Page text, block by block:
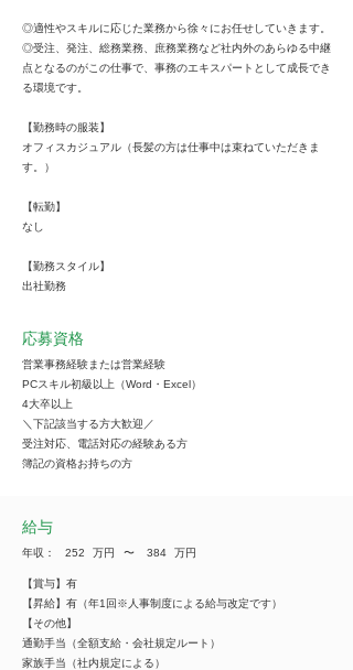
◎適性やスキルに応じた業務から徐々にお任せしていきます。
◎受注、発注、総務業務、庶務業務など社内外のあらゆる中継
点となるのがこの仕事で、事務のエキスパートとして成長でき
る環境です。
【勤務時の服装】
オフィスカジュアル（長髪の方は仕事中は束ねていただきま
す。）
【転勤】
なし
【勤務スタイル】
出社勤務
応募資格
営業事務経験または営業経験
PCスキル初級以上（Word・Excel）
4大卒以上
＼下記該当する方大歓迎／
受注対応、電話対応の経験ある方
簿記の資格お持ちの方
給与
年収： 252 万円 ​〜 384 万円
【賞与】有
【昇給】有（年1回※人事制度による給与改定です）
【その他】
通勤手当（全額支給・会社規定ルート）
家族手当（社内規定による）